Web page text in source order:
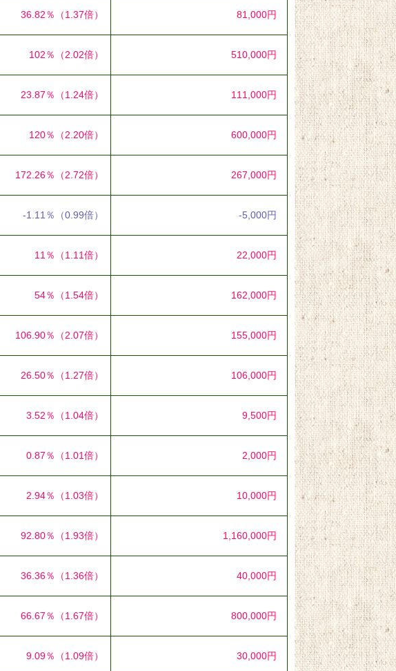
36.82％ （1.37倍） 81,000円
102％ （2.02倍） 510,000円
23.87％ （1.24倍） 111,000円
120％ （2.20倍） 600,000円
172.26％ （2.72倍） 267,000円
-1.11％ （0.99倍） -5,000円
11％ （1.11倍） 22,000円
54％ （1.54倍） 162,000円
106.90％ （2.07倍） 155,000円
26.50％ （1.27倍） 106,000円
3.52％ （1.04倍） 9,500円
0.87％ （1.01倍） 2,000円
2.94％ （1.03倍） 10,000円
92.80％ （1.93倍） 1,160,000円
36.36％ （1.36倍） 40,000円
66.67％ （1.67倍） 800,000円
9.09％ （1.09倍） 30,000円